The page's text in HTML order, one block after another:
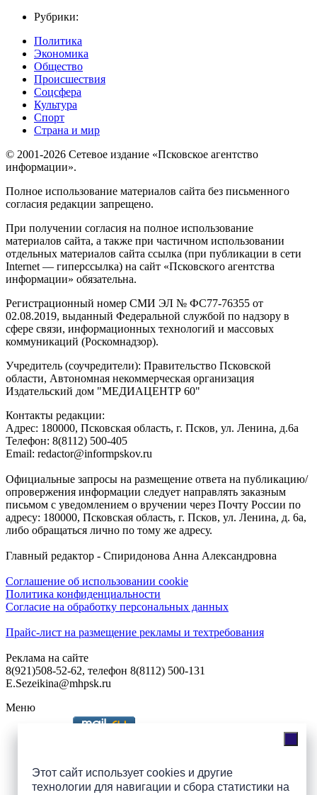
Этот сайт использует cookies и другие
технологии для навигации и сбора статистики на
Рубрики:
Политика
Экономика
Общество
Происшествия
Соцсфера
Культура
Спорт
Страна и мир
© 2001-2026 Сетевое издание «Псковское агентство
информации».
Полное использование материалов сайта без письменного
согласия редакции запрещено.
При получении согласия на полное использование
материалов сайта, а также при частичном использовании
отдельных материалов сайта ссылка (при публикации в сети
Internet — гиперссылка) на сайт «Псковского агентства
информации» обязательна.
Регистрационный номер СМИ ЭЛ № ФС77-76355 от
02.08.2019, выданный Федеральной службой по надзору в
сфере связи, информационных технологий и массовых
коммуникаций (Роскомнадзор).
Учредитель (соучредители): Правительство Псковской
области, Автономная некоммерческая организация
Издательский дом "МЕДИАЦЕНТР 60"
Контакты редакции:
Адреc: 180000, Псковская область, г. Псков, ул. Ленина, д.6а
Телефон: 8(8112) 500-405
Email: redactor@informpskov.ru
Официальные запросы на размещение ответа на публикацию/
опровержения информации следует направлять заказным
письмом с уведомлением о вручении через Почту России по
адресу: 180000, Псковская область, г. Псков, ул. Ленина, д. 6а,
либо обращаться лично по тому же адресу.
Главный редактор - Спиридонова Анна Александровна
Соглашение об использовании cookie
Политика конфиденциальности
Согласие на обработку персональных данных
Прайс-лист на размещение рекламы и техтребования
Реклама на сайте
8(921)508-52-62, телефон 8(8112) 500-131
E.Sezeikina@mhpsk.ru
Меню